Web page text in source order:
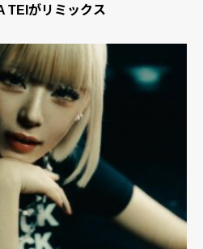
TEIがリミックス